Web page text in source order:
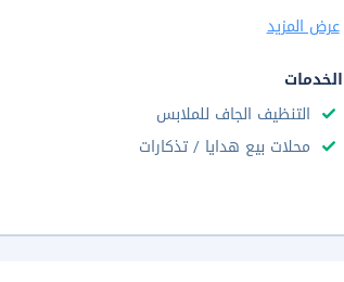
عرض المزيد
الخدمات
التنظيف الجاف للملابس
محلات بيع هدايا / تذكارات